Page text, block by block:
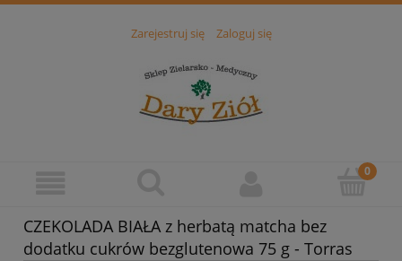
Zarejestruj się Zaloguj się
CZEKOLADA BIAŁA z herbatą matcha bez
dodatku cukrów bezglutenowa 75 g - Torras